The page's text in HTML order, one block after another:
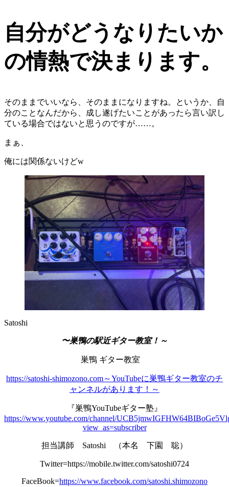
自分がどうなりたいか
の情熱で決まります。
そのままでいいなら、そのままになりますね。というか、自
分のことなんだから、成し遂げたいことがあったら言い訳し
ている場合ではないと思うのですが……。
まぁ、
俺には関係ないけどw
Satoshi
〜巣鴨の駅近ギター教室！～
巣鴨 ギター教室
https://satoshi-shimozono.com～YouTubeに巣鴨ギター教室のチ
ャンネルがあります！～
『巣鴨YouTubeギター塾』
https://www.youtube.com/channel/
view_as=subscriber
担当講師 Satoshi （本名 下園 聡）
Twitter=https://mobile.twitter.com/satoshi0724
FaceBook=https://www.facebook.com/satoshi.shimozono